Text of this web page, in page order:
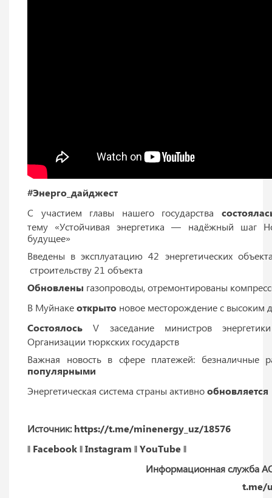
#Энерго_дайджест
С участием главы нашего государства
тему «Устойчивая энергетика — надёжный шаг
будущее»
Введены в эксплуатацию 42 энергетических
строительству 21 объекта
Обновлены газопроводы, отремонтированы
В Муйнакеоткрыто новое месторождение с высоким
Состоялось V заседание министров
Организации тюркских государств
Важная новость в сфере платежей: безналичные
популярными
Энергетическая система страны активнообновляется
Источник:https://t.me/minenergy_uz/18576
‖ Facebook‖Instagram ‖YouTube‖
Информационная служба
t.me/